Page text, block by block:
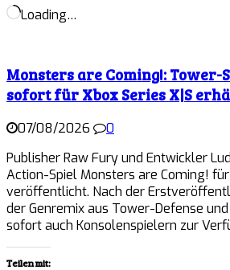
Loading…
Monsters are Coming!:
sofort für Xbox Series X|S
07/08/2026
0
Publisher Raw Fury und Entwickler
Action-Spiel Monsters are Coming! für
veröffentlicht. Nach der
der Genremix aus Tower-Defense
sofort auch Konsolenspielern zur
Teilen mit: